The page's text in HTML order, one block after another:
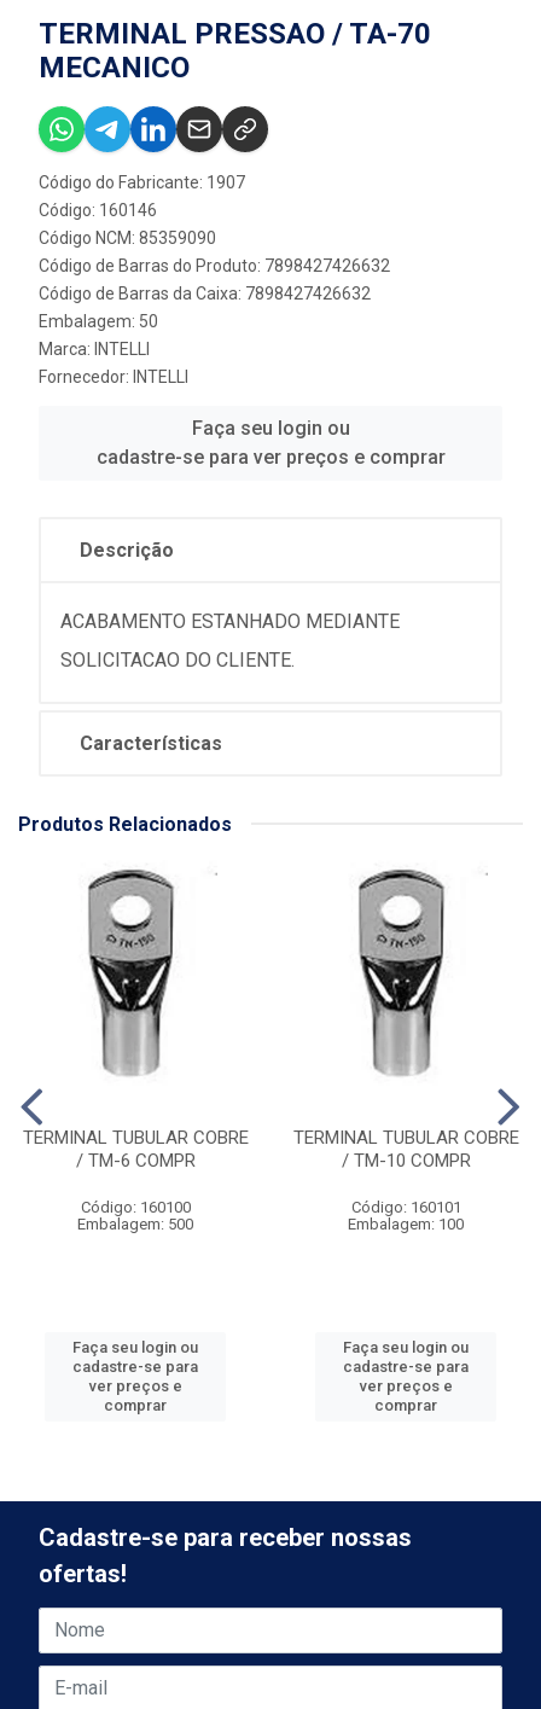
TERMINAL PRESSAO / TA-70
MECANICO
Código do Fabricante: 1907
Código: 160146
Código NCM: 85359090
Código de Barras do Produto: 7898427426632
Código de Barras da Caixa: 7898427426632
Embalagem: 50
Marca: INTELLI
Fornecedor: INTELLI
Faça seu login ou
cadastre-se para ver preços e comprar
Descrição
ACABAMENTO ESTANHADO MEDIANTE
SOLICITACAO DO CLIENTE.
Características
Produtos Relacionados
TERMINAL TUBULAR COBRE
/ TM-6 COMPR
Código: 160100
Embalagem: 500
Faça seu login ou
cadastre-se para
ver preços e
comprar
TERMINAL TUBULAR COBRE
/ TM-10 COMPR
Código: 160101
Embalagem: 100
Faça seu login ou
cadastre-se para
ver preços e
comprar
Cadastre-se para receber nossas
ofertas!